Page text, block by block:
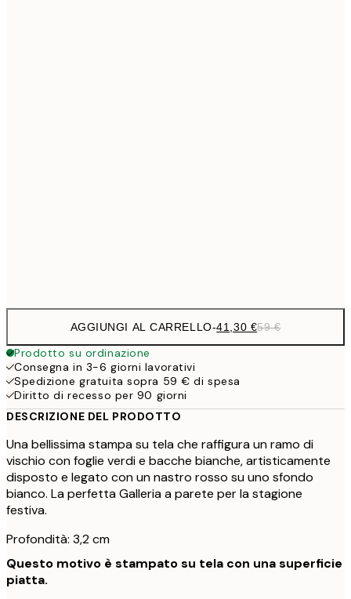
AGGIUNGI AL CARRELLO-41,30 €59 €
Prodotto su ordinazione
Consegna in 3-6 giorni lavorativi
Spedizione gratuita sopra 59 € di spesa
Diritto di recesso per 90 giorni
DESCRIZIONE DEL PRODOTTO
Una bellissima stampa su tela che raffigura un ramo di
vischio con foglie verdi e bacche bianche, artisticamente
disposto e legato con un nastro rosso su uno sfondo
bianco. La perfetta Galleria a parete per la stagione
festiva.
Profondità: 3,2 cm
Questo motivo è stampato su tela con una superficie
piatta.